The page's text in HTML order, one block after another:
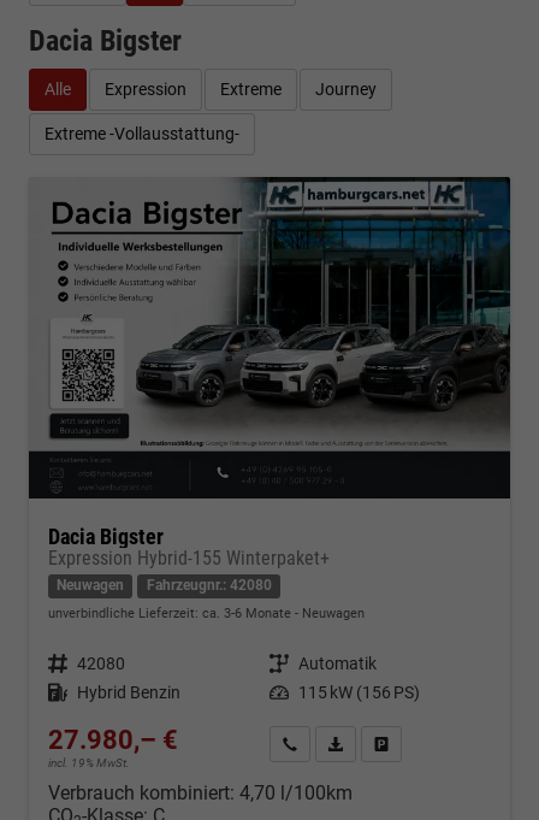
Dacia Bigster
Alle Expression Extreme Journey
Extreme -Vollausstattung-
Dacia Bigster
Expression Hybrid-155 Winterpaket+
Neuwagen Fahrzeugnr.: 42080
unverbindliche Lieferzeit: ca. 3-6 Monate Neuwagen
Fahrzeugnr. 42080 Getriebe Automatik
Kraftstoff Hybrid Benzin Leistung 115 kW (156 PS)
27.980,– €
incl. 19% MwSt.
Kontakt & Angebot anfordern
PDF-Datei, Fahrzeugexposé
Verbrauch kombiniert: 4,70 l/100km
CO -Klasse: C